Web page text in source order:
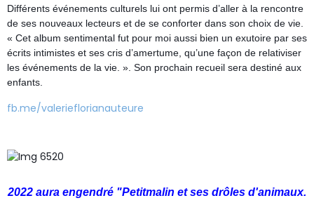
Différents événements culturels lui ont permis d’aller à la rencontre
de ses nouveaux lecteurs et de se conforter dans son choix de vie.
« Cet album sentimental fut pour moi aussi bien un exutoire par ses
écrits intimistes et ses cris d’amertume, qu’une façon de relativiser
les événements de la vie. ». Son prochain recueil sera destiné aux
enfants.
fb.me/valerieflorianauteure
2022 aura engendré "Petitmalin et ses drôles d'animaux.